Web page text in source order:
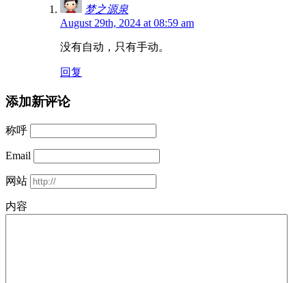
梦之源泉
August 29th, 2024 at 08:59 am
没有自动，只有手动。
回复
添加新评论
称呼
Email
网站
内容